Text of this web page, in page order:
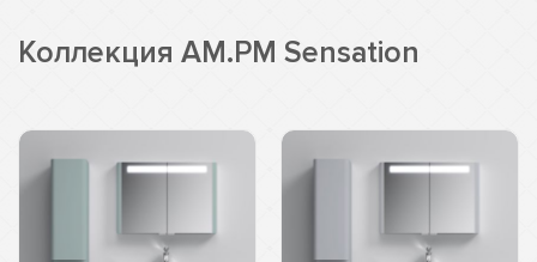
Коллекция AM.PM Sensation